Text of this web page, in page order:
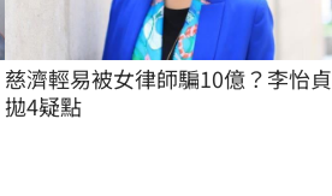
慈濟輕易被女律師騙10億？李怡貞
拋4疑點